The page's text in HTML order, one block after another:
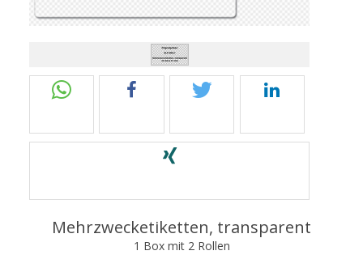
Mehrzwecketiketten, transparent
1 Box mit 2 Rollen